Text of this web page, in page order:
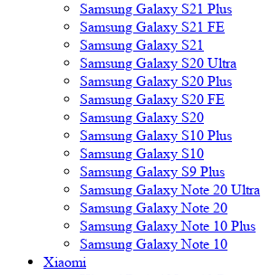
Samsung Galaxy S21 Plus
Samsung Galaxy S21 FE
Samsung Galaxy S21
Samsung Galaxy S20 Ultra
Samsung Galaxy S20 Plus
Samsung Galaxy S20 FE
Samsung Galaxy S20
Samsung Galaxy S10 Plus
Samsung Galaxy S10
Samsung Galaxy S9 Plus
Samsung Galaxy Note 20 Ultra
Samsung Galaxy Note 20
Samsung Galaxy Note 10 Plus
Samsung Galaxy Note 10
Xiaomi